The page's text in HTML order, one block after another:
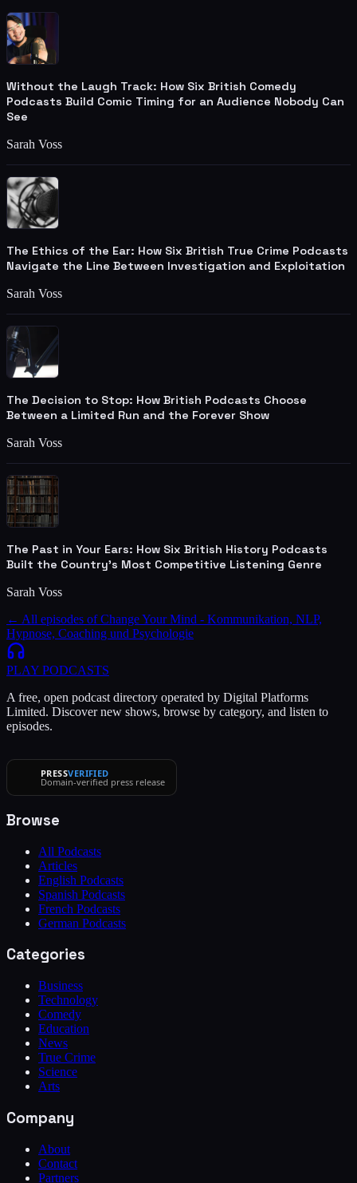
Without the Laugh Track: How Six British Comedy
Podcasts Build Comic Timing for an Audience Nobody Can
See
Sarah Voss
The Ethics of the Ear: How Six British True Crime Podcasts
Navigate the Line Between Investigation and Exploitation
Sarah Voss
The Decision to Stop: How British Podcasts Choose
Between a Limited Run and the Forever Show
Sarah Voss
The Past in Your Ears: How Six British History Podcasts
Built the Country's Most Competitive Listening Genre
Sarah Voss
← All episodes ofChange Your Mind - Kommunikation, NLP,
Hypnose, Coaching und Psychologie
PLAY PODCASTS
A free, open podcast directory operated by Digital Platforms
Limited. Discover new shows, browse by category, and listen to
episodes.
PRESSVERIFIED
Domain-verified press release
Browse
All Podcasts
Articles
English Podcasts
Spanish Podcasts
French Podcasts
German Podcasts
Categories
Business
Technology
Comedy
Education
News
True Crime
Science
Arts
Company
About
Contact
Partners